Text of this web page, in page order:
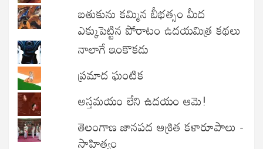
బతుకును కమ్మిన బీభత్సం మీద
ఎక్కుపెట్టిన పోరాటం ఉదయమిత్ర కథలు
నాలాగే ఇంకొకడు
ప్రమాద ఘంటిక
అస్తమయం లేని ఉదయం ఆమె!
తెలంగాణ జానపద ఆశ్రిత కళారూపాలు -
సాహిత్యం